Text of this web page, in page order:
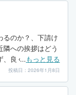
い姿勢が日々の
り、工期は若干
明言されており、
信頼出来る業者
るのか？、下請け
への挨拶はどう
良く確認する事
割れなど気になっ
して見て下さい。
...もっと見る
投稿日：2026年1月8日